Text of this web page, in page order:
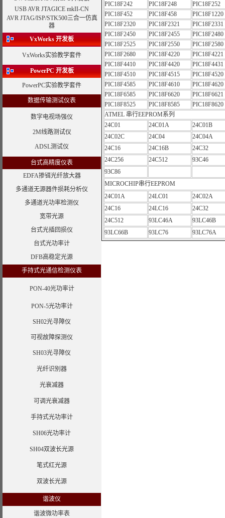
USB AVR JTAGICE mkII-CN
AVR JTAG/ISP/STK500三合一仿真
器
VxWorks 开发板
VxWorks实验教学套件
PowerPC 开发板
PowerPC实验教学套件
数据传输测试仪表
数字电视场强仪
2M线路测试仪
ADSL测试仪
台式高精度仪表
EDFA掺铒光纤放大器
多通道无源器件损耗分析仪
多通道光功率检测仪
宽带光源
台式光插回损仪
台式光功率计
DFB高稳定光源
手持式光通信检测仪表
PON-40光功率计
PON-5光功率计
SH02光寻障仪
可视故障探测仪
SH03光寻障仪
光纤识别器
光衰减器
可调光衰减器
手持式光功率计
SH06光功率计
SH04双波长光源
笔式红光源
双波长光源
谐波仪
谐波微功率表
PIC18F242 PIC18F248
PIC18F252
PIC18F452
PIC18F458
PIC18F1220
PIC18F2320
PIC18F2321
PIC18F2331
PIC18F2450
PIC18F2455
PIC18F2480
PIC18F2525
PIC18F2550
PIC18F2580
PIC18F2680
PIC18F4220
PIC18F4221
PIC18F4410
PIC18F4420
PIC18F4431
PIC18F4510
PIC18F4515
PIC18F4520
PIC18F4585
PIC18F4610
PIC18F4620
PIC18F6585
PIC18F6620
PIC18F6621
PIC18F8525
PIC18F8585
PIC18F8620
ATMEL 串行EEPROM系列
24C01
24C01A
24C01B
24C02C
24C04
24C04A
24C16
24C16B
24C32
24C256
24C512
93C46
93C86
MICROCHIP串行EEPROM
24C01A
24LC01
24C02A
24C16
24LC16
24C32
24C512
93LC46A
93LC46B
93LC66B
93LC76 93LC76A